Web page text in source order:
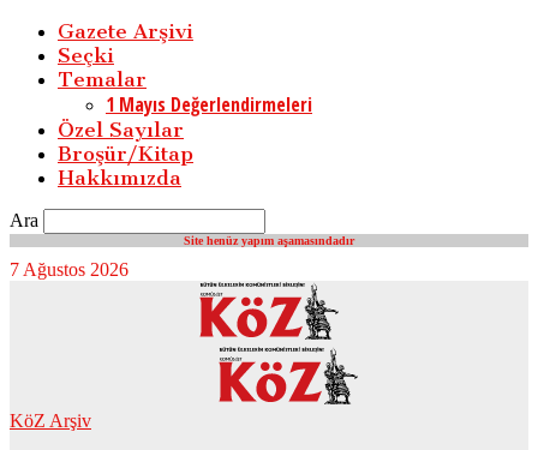
Gazete Arşivi
Seçki
Temalar
1 Mayıs Değerlendirmeleri
Özel Sayılar
Broşür/Kitap
Hakkımızda
Ara
Site henüz yapım aşamasındadır
7 Ağustos 2026
KöZ Arşiv